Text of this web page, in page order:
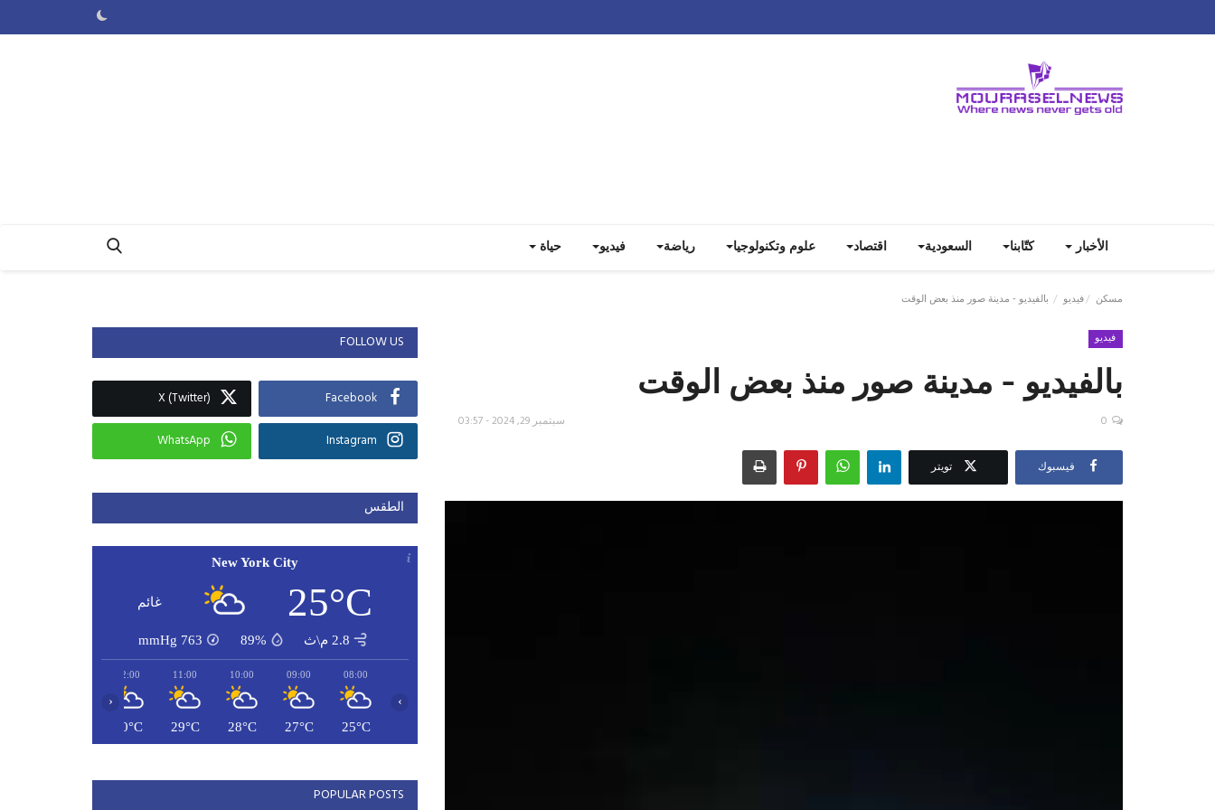
الأخبار كتّابنا السعودية اقتصاد علوم وتكنولوجيا رياضة فيديو حياة
مسكن فيديو بالفيديو - مدينة صور منذ بعض الوقت
فيديو
بالفيديو - مدينة صور منذ بعض الوقت
سبتمبر 29, 2024 - 03:57 0
فيسبوك تويتر
FOLLOW US
Facebook
X (Twitter)
Instagram
WhatsApp
الطقس
New York City
25°C غائم
2.8 م\ث 89%
763
mmHg
08:00
25°C
09:00
27°C
10:00
28°C
11:00
29°C
12:00
30°C
‹ ›
POPULAR POSTS